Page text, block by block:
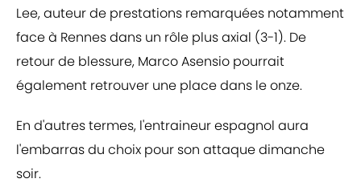
Lee, auteur de prestations remarquées notamment
face à Rennes dans un rôle plus axial (3-1). De
retour de blessure, Marco Asensio pourrait
également retrouver une place dans le onze.
En d'autres termes, l'entraineur espagnol aura
l'embarras du choix pour son attaque dimanche
soir.